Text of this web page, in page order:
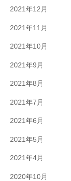
2021年12月
2021年11月
2021年10月
2021年9月
2021年8月
2021年7月
2021年6月
2021年5月
2021年4月
2020年10月